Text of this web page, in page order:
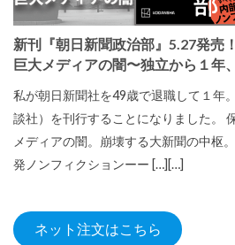
新刊『朝日新聞政治部』5.27発売
巨大メディアの闇〜独立から１年
私が朝日新聞社を49歳で退職して１年
談社）を刊行することになりました。
メディアの闇。崩壊する大新聞の中枢
発ノンフィクションーー […][…]
ネット注文はこちら